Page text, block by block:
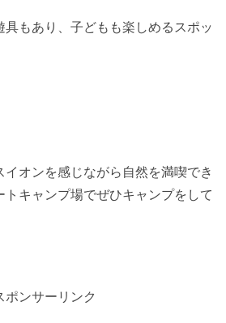
具もあり、子どもも楽しめるスポッ
イオンを感じながら自然を満喫でき
トキャンプ場でぜひキャンプをして
ポンサーリンク